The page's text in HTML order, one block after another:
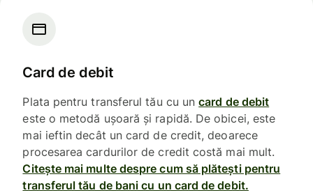
Card de debit
Plata pentru transferul tău cu uncard de debit
este o metodă ușoară și rapidă. De obicei, este
mai ieftin decât un card de credit, deoarece
procesarea cardurilor de credit costă mai mult.
Citește mai multe despre cum să plătești pentru
transferul tău de bani cu un card de debit.